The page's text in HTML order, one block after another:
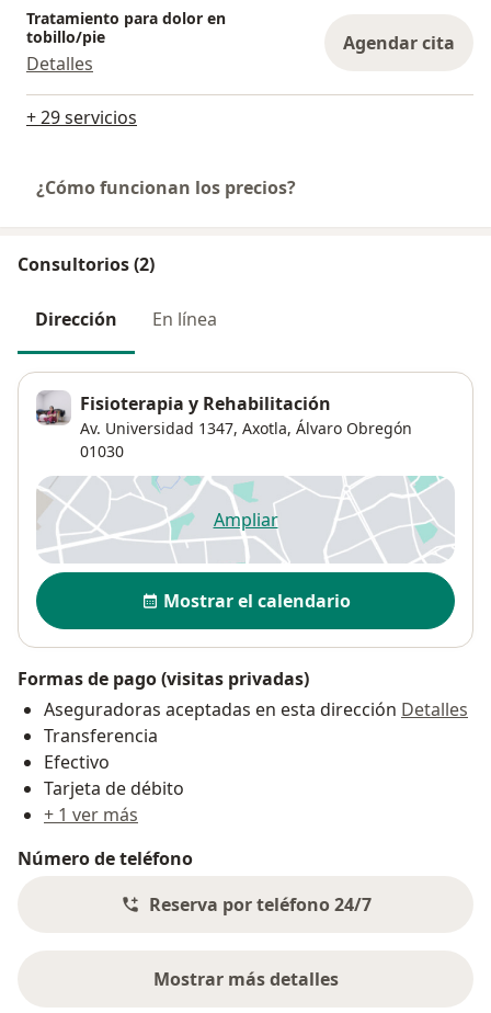
Tratamiento para dolor en
tobillo/pie
Detalles
Agendar cita
+ 29 servicios
¿Cómo funcionan los precios?
Consultorios (2)
Dirección En línea
Fisioterapia y Rehabilitación
Av. Universidad 1347, Axotla, Álvaro Obregón
01030
Ampliarse abre en una nueva
Disponibilidad
Mostrar el calendario
Formas de pago (visitas privadas)
Aseguradoras aceptadas en esta dirección Detalles
Transferencia
Efectivo
Tarjeta de débito
+ 1 ver más
Número de teléfono
Reserva por teléfono 24/7
Mostrar más detalles
sobre la dirección